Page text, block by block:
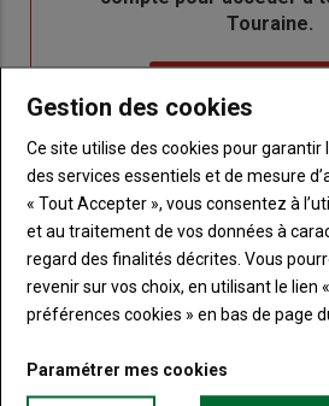
Touraine.
Lien
VOUS AIMEREZ AUSSI
Gestion des cookies
Ce site utilise des cookies pour
des services essentiels et de mesure
« Tout Accepter », vous consentez à
et au traitement de vos données à
regard des finalités décrites. Vous
revenir sur vos choix, en utilisant le lien
préférences cookies » en bas de page
Paramétrer mes cookies